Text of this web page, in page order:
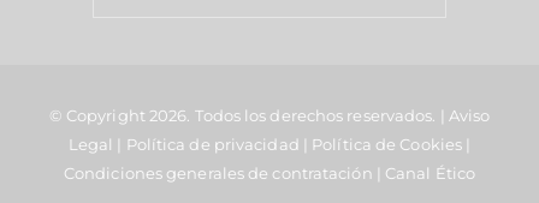
© Copyright 2026. Todos los derechos reservados. | Aviso
Legal | Política de privacidad | Política de Cookies |
Condiciones generales de contratación | Canal Ético